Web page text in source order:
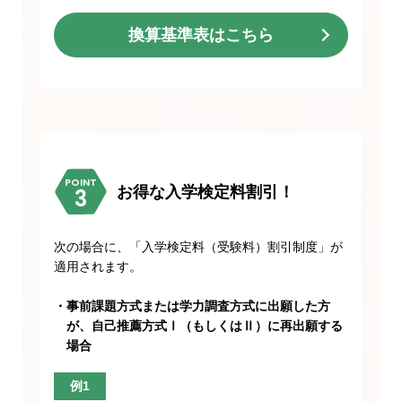
換算基準表はこちら
POINT
お得な入学検定料割引！
次の場合に、「入学検定料（受験料）割引制度」が
適用されます。
・事前課題方式または学力調査方式に出願した方
が、自己推薦方式Ⅰ（もしくはⅡ）に再出願する
場合
例1